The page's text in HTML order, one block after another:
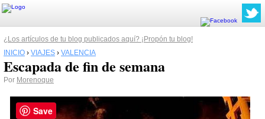
¿Los artículos de tu blog publicados aquí? ¡Propón tu blog!
INICIO › VIAJES › VALENCIA
Escapada de fin de semana
Por Morenoque
Save